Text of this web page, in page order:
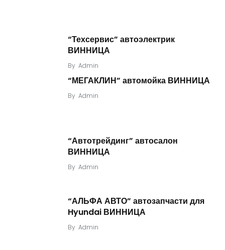
“Техсервис” автоэлектрик
ВИННИЦА
By Admin
“МЕГАКЛИН” автомойка ВИННИЦА
By Admin
“Автотрейдинг” автосалон
ВИННИЦА
By Admin
“АЛЬФА АВТО” автозапчасти для
Hyundai ВИННИЦА
By Admin